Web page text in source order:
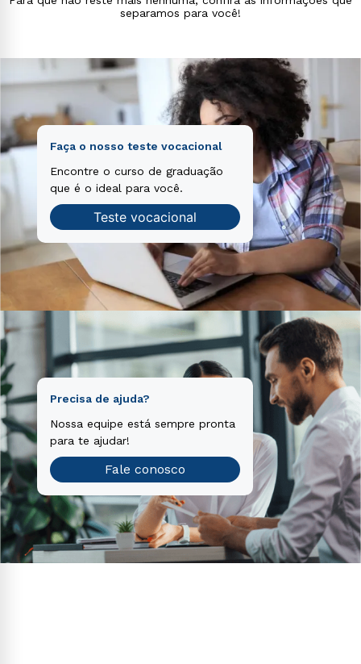
voluptas sit aspernatur aut odit aut fugit, sed quia
consequuntur magni dolores eos qui ratione
separamos para você!
Faça o nosso teste vocacional
Encontre o curso de graduação
que é o ideal para você.
Teste vocacional
Precisa de ajuda?
Nossa equipe está sempre pronta
para te ajudar!
Fale conosco